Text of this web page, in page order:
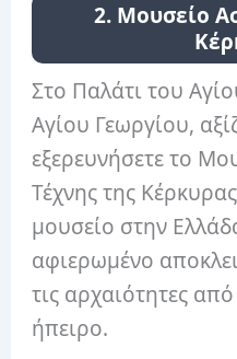
2. Μουσείο
Στο Παλάτι του
Αγίου Γεωργίου,
εξερευνήσετε το
Τέχνης της
μουσείο στην
αφιερωμένο
τις αρχαιότητες
ήπειρο.